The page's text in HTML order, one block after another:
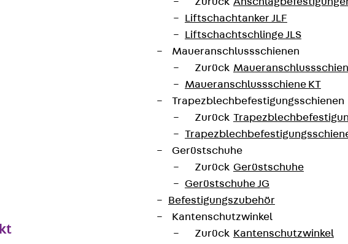
Liftschachtanker JLF
Liftschachtschlinge JLS
Maueranschlussschienen
Zurück
Maueranschlussschiene KT
Trapezblechbefestigungsschienen
Zurück
Gerüstschuhe
Zurück Gerüstschuhe
Gerüstschuhe JG
Befestigungszubehör
Kantenschutzwinkel
Zurück Kantenschutzwinkel
zum Einsetzen in eine Einbaueinheit, zur Aufnahme von 3